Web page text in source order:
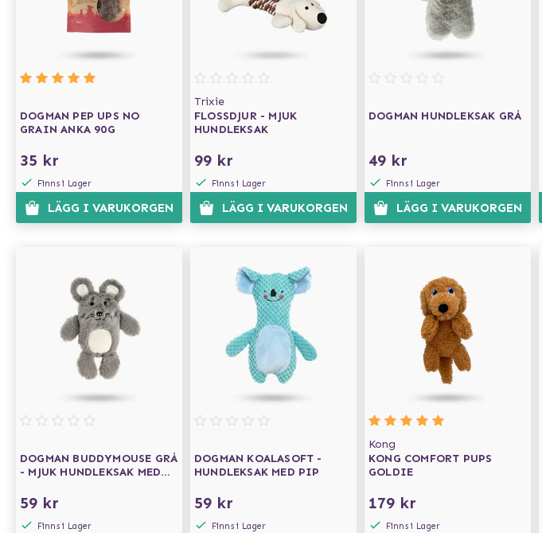
DOGMAN PEP UPS NO
GRAIN ANKA 90G
35 kr
Finns i Lager
LÄGG I VARUKORGEN
Trixie
FLOSSDJUR - MJUK
HUNDLEKSAK
99 kr
Finns i Lager
LÄGG I VARUKORGEN
DOGMAN HUNDLEKSAK GRÅ
49 kr
Finns i Lager
LÄGG I VARUKORGEN
DOGMAN BUDDYMOUSE GRÅ
- MJUK HUNDLEKSAK MED
59 kr
Finns i Lager
DOGMAN KOALASOFT -
HUNDLEKSAK MED PIP
59 kr
Finns i Lager
Kong
KONG COMFORT PUPS
GOLDIE
179 kr
Finns i Lager